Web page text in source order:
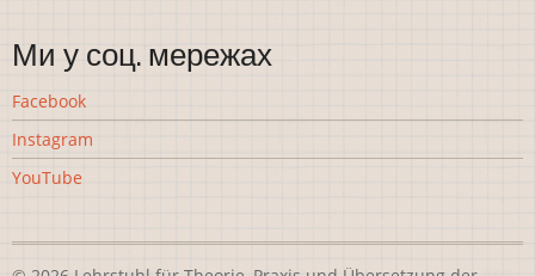
Ми у соц. мережах
Facebook
Instagram
YouTube